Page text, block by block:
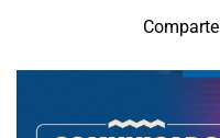
Embajadas y consulados
Comparte